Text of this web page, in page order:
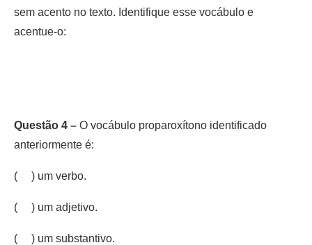
sem acento no texto. Identifique esse vocábulo e
acentue-o:
Questão 4 – O vocábulo proparoxítono identificado
anteriormente é:
( ) um verbo.
( ) um adjetivo.
( ) um substantivo.